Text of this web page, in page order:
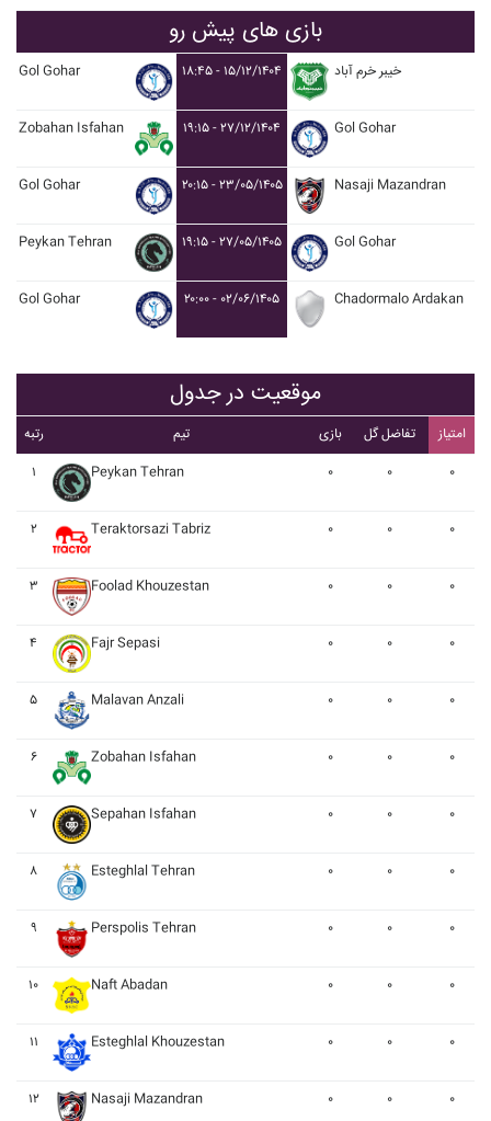
بازی های پیش رو
Gol Gohar ۱۸:۴۵ - ۱۵/۱۲/۱۴۰۴ خيبر خرم آباد
Zobahan Isfahan ۱۹:۱۵ - ۲۷/۱۲/۱۴۰۴ Gol Gohar
Gol Gohar ۲۰:۱۵ - ۲۳/۰۵/۱۴۰۵ Nasaji Mazandran
Peykan Tehran ۱۹:۱۵ - ۲۷/۰۵/۱۴۰۵ Gol Gohar
Gol Gohar ۲۰:۰۰ - ۰۲/۰۶/۱۴۰۵ Chadormalo Ardakan
موقعیت در جدول
رتبه تیم بازی تفاضل گل
امتیاز
۱
Peykan Tehran ۰ ۰ ۰
۲ Teraktorsazi Tabriz ۰ ۰ ۰
۳ Foolad Khouzestan ۰ ۰ ۰
۴ Fajr Sepasi ۰ ۰ ۰
۵ Malavan Anzali ۰ ۰ ۰
۶ Zobahan Isfahan ۰ ۰ ۰
۷ Sepahan Isfahan ۰ ۰ ۰
۸ Esteghlal Tehran ۰ ۰ ۰
۹ Perspolis Tehran ۰ ۰ ۰
۱۰ Naft Abadan ۰ ۰ ۰
۱۱ Esteghlal Khouzestan ۰ ۰ ۰
۱۲ Nasaji Mazandran ۰ ۰ ۰